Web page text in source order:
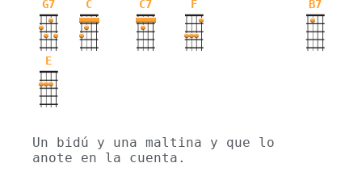
G7 C C7 F B7
E
Un bidú y una maltina y que lo
anote en la cuenta.